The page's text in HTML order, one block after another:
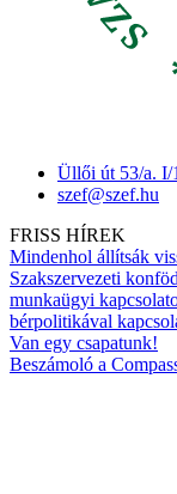
Üllői út 53/a. I/
szef@szef.hu
FRISS HÍREK
Mindenhol állítsák
Szakszervezeti
munkaügyi
bérpolitikával
Van egy csapatunk!
Beszámoló a